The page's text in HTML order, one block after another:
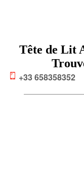
+33 658358352
Tête de Lit